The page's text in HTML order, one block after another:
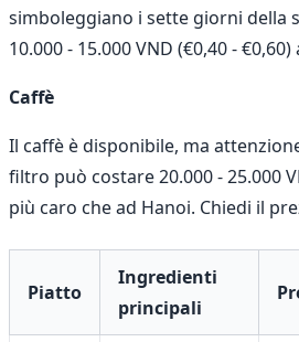
simboleggiano i sette giorni della
10.000 - 15.000 VND (€0,40 -
Caffè
Il caffè è disponibile, ma
filtro può costare 20.000 - 25.000
più caro che ad Hanoi. Chiedi il
Piatto
Ingredienti
principali